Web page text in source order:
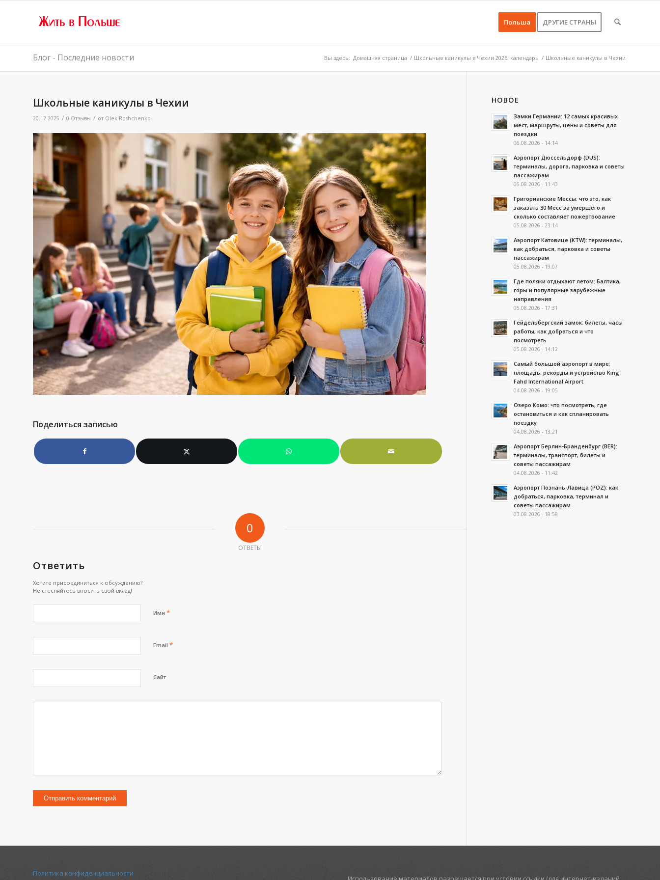
Польша ДРУГИЕ СТРАНЫ
Блог - Последние новости Вы здесь: Домашняя страница / Школьные каникулы в Чехии 2026: календарь / Школьные каникулы в Чехии
Школьные каникулы в Чехии
20.12.2025 / 0 Отзывы / от Olek Roshchenko
Поделиться записью
0
ОТВЕТЫ
Ответить
Хотите присоединиться к обсуждению?
Не стесняйтесь вносить свой вклад!
Имя *
Email *
Сайт
НОВОЕ
Замки Германии: 12 самых красивых
мест, маршруты, цены и советы для
поездки
06.08.2026 - 14:14
Аэропорт Дюссельдорф (DUS):
терминалы, дорога, парковка и советы
пассажирам
06.08.2026 - 11:43
Григорианские Мессы: что это, как
заказать 30 Месс за умершего и
сколько составляет пожертвование
05.08.2026 - 23:14
Аэропорт Катовице (KTW): терминалы,
как добраться, парковка и советы
пассажирам
05.08.2026 - 19:07
Где поляки отдыхают летом: Балтика,
горы и популярные зарубежные
направления
05.08.2026 - 17:31
Гейдельбергский замок: билеты, часы
работы, как добраться и что
посмотреть
05.08.2026 - 14:12
Самый большой аэропорт в мире:
площадь, рекорды и устройство King
Fahd International Airport
04.08.2026 - 19:05
Озеро Комо: что посмотреть, где
остановиться и как спланировать
поездку
04.08.2026 - 13:21
Аэропорт Берлин-Бранденбург (BER):
терминалы, транспорт, билеты и
советы пассажирам
04.08.2026 - 11:42
Аэропорт Познань-Лавица (POZ): как
добраться, парковка, терминал и
советы пассажирам
03.08.2026 - 18:58
Политика конфиденциальности